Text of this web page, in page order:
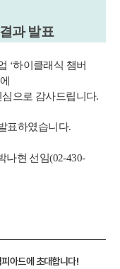
과 발표
‘하이클래식 챔버
으로 감사드립니다.
표하였습니다.
나현 선임(02-430-
아드에 초대합니다!